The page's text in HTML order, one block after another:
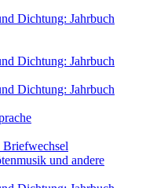
Dichtung: Jahrbuch
Dichtung: Jahrbuch
Dichtung: Jahrbuch
und andere